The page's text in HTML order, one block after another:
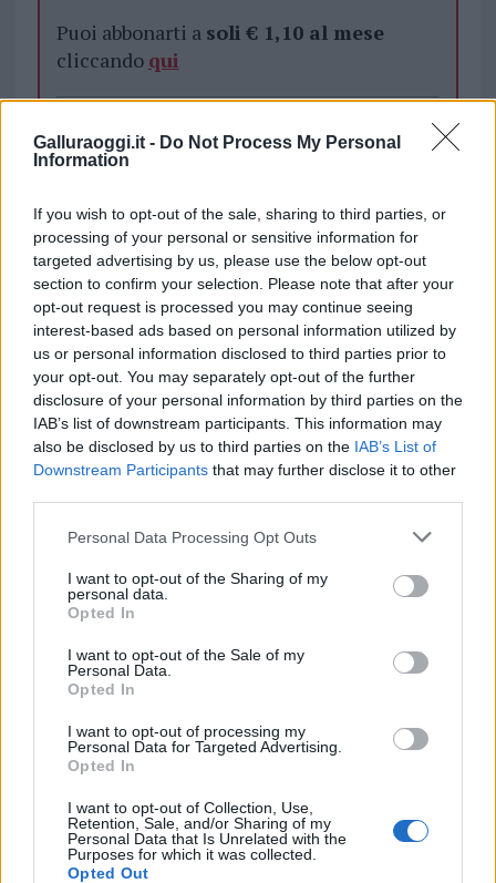
Galluraoggi.it - Do Not Process My Personal
Information
If you wish to opt-out of the sale, sharing to third parties, or
processing of your personal or sensitive information for
targeted advertising by us, please use the below opt-out
section to confirm your selection. Please note that after your
opt-out request is processed you may continue seeing
interest-based ads based on personal information utilized by
us or personal information disclosed to third parties prior to
your opt-out. You may separately opt-out of the further
disclosure of your personal information by third parties on the
IAB’s list of downstream participants. This information may
also be disclosed by us to third parties on the IAB’s List of
Downstream Participants that may further disclose it to other
Please note that this website/app uses one or more Google
not limited to your visit or usage behaviour. You may click to
grant or deny consent to Google and its third-party tags to
use your data for below specified purposes in below Google
consent section.
Personal Data Processing Opt Outs
I want to opt-out of the Sharing of my
personal data.
Opted In
I want to opt-out of the Sale of my
Personal Data.
Opted In
I want to opt-out of processing my
Personal Data for Targeted Advertising.
Opted In
I want to opt-out of Collection, Use,
Retention, Sale, and/or Sharing of my
Personal Data that Is Unrelated with the
Purposes for which it was collected.
Opted Out
Puoi abbonarti a soli € 1,10 al mese
cliccando qui
Sei già abbonato?
sezioneLogindal menù del sito o
cliccandoqui
TEMI: Filippo Cannone
Notizie Arzachena
Senzatetto Torturato
Notizie in tempo reale?
Entra nel canale telegram di
GalluraOggi.it
i tuoi video e le tue foto
345 356 7512
daGoogle News